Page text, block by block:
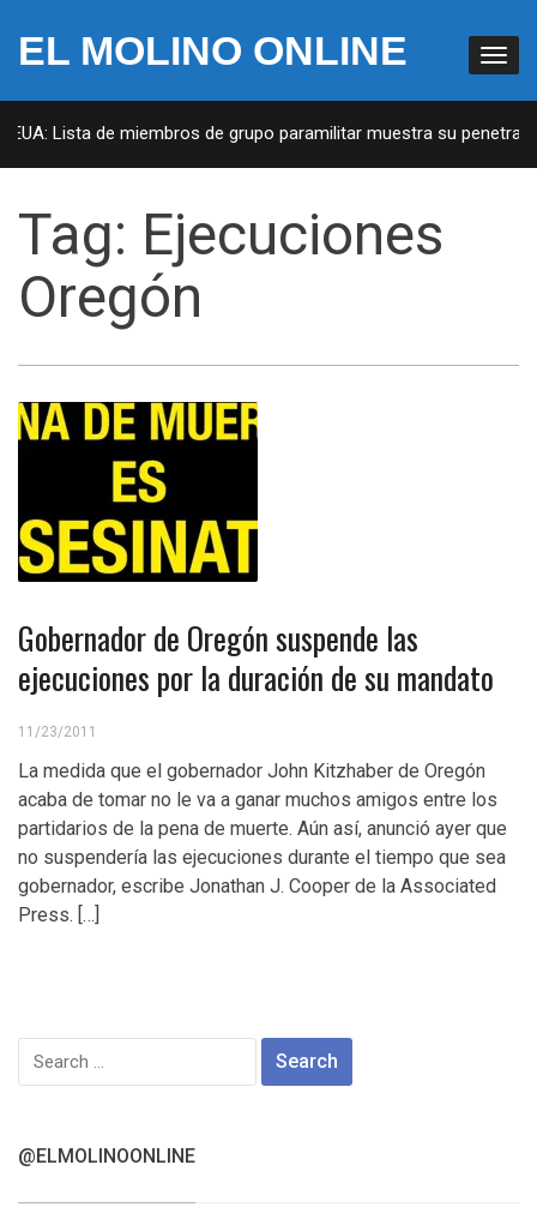
EL MOLINO ONLINE
Lista de miembros de grupo paramilitar muestra su
Tag: Ejecuciones
Oregón
Gobernador de Oregón suspende las
ejecuciones por la duración de su mandato
11/23/2011
La medida que el gobernador John Kitzhaber de Oregón
acaba de tomar no le va a ganar muchos amigos entre los
partidarios de la pena de muerte. Aún así, anunció ayer que
no suspendería las ejecuciones durante el tiempo que sea
gobernador, escribe Jonathan J. Cooper de la Associated
Press. […]
Search
for:
@ELMOLINOONLINE